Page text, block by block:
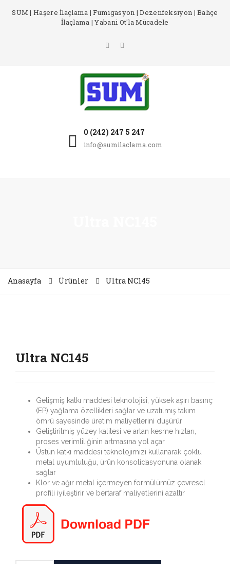
SUM | Haşere İlaçlama | Fumigasyon | Dezenfeksiyon | Bahçe
İlaçlama | Yabani Ot'la Mücadele
0 (242) 247 5 247
info@sumilaclama.com
Anasayfa Ürünler Ultra NC145
Ultra NC145
Gelişmiş katkı maddesi teknolojisi, yüksek aşırı basınç
(EP) yağlama özellikleri sağlar ve uzatılmış takım
ömrü sayesinde üretim maliyetlerini düşürür
Geliştirilmiş yüzey kalitesi ve artan kesme hızları,
proses verimliliğinin artmasına yol açar
Üstün katkı maddesi teknolojimizi kullanarak çoklu
metal uyumluluğu, ürün konsolidasyonuna olanak
sağlar
Klor ve ağır metal içermeyen formülümüz çevresel
profili iyileştirir ve bertaraf maliyetlerini azaltır